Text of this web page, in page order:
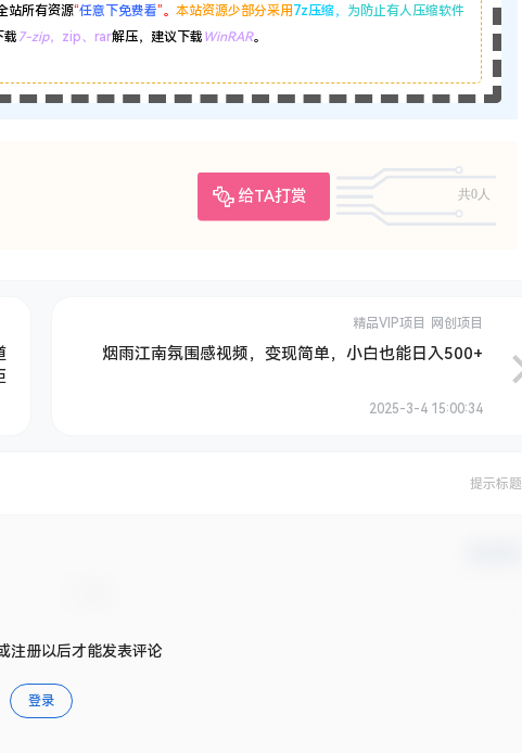
站所有资源“任意下免费看”。 本站资源少部分采用 7z压缩， 为防止有人压缩软件
载 7-zip，zip、rar解压，建议下载 WinRAR。
给TA打赏
共0人
精品VIP项目 网创项目
烟雨江南氛围感视频，变现简单，小白也能日入500+
2025-3-4 15:00:34
提示标题
注册以后才能发表评论
登录